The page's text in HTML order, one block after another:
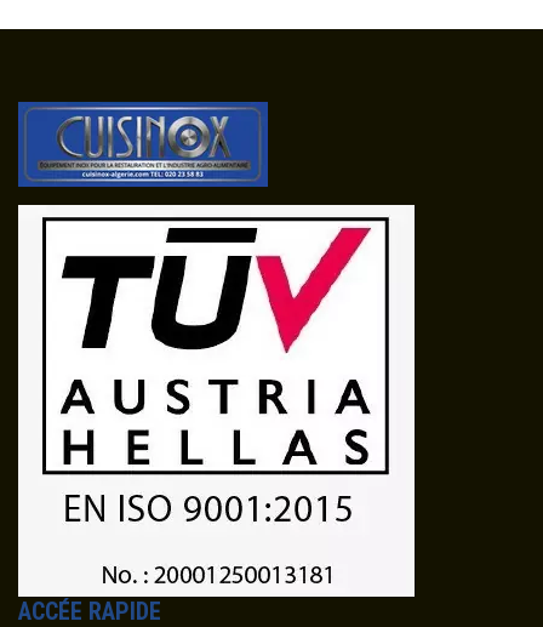
ACCÉE RAPIDE